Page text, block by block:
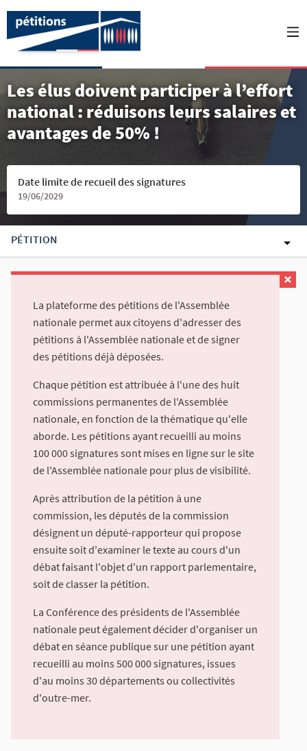
Les élus doivent participer à l’effort
national : réduisons leurs salaires et
avantages de 50% !
Date limite de recueil des signatures
19/06/2029
PÉTITION
La plateforme des pétitions de l'Assemblée
nationale permet aux citoyens d'adresser des
pétitions à l'Assemblée nationale et de signer
des pétitions déjà déposées.
Chaque pétition est attribuée à l'une des huit
commissions permanentes de l'Assemblée
nationale, en fonction de la thématique qu'elle
aborde. Les pétitions ayant recueilli au moins
100 000 signatures sont mises en ligne sur le site
de l'Assemblée nationale pour plus de visibilité.
Après attribution de la pétition à une
commission, les députés de la commission
désignent un député-rapporteur qui propose
ensuite soit d'examiner le texte au cours d'un
débat faisant l'objet d'un rapport parlementaire,
soit de classer la pétition.
La Conférence des présidents de l'Assemblée
nationale peut également décider d'organiser un
débat en séance publique sur une pétition ayant
recueilli au moins 500 000 signatures, issues
d'au moins 30 départements ou collectivités
d'outre-mer.